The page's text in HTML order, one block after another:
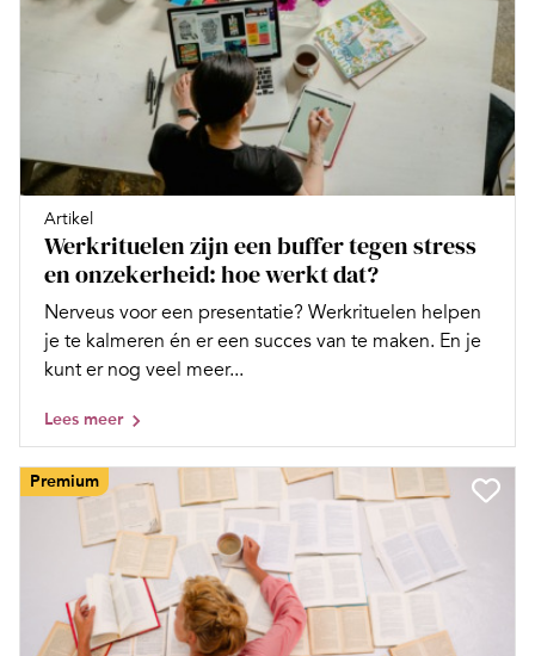
Artikel
Werkrituelen zijn een buffer tegen stress
en onzekerheid: hoe werkt dat?
Nerveus voor een presentatie? Werkrituelen helpen
je te kalmeren én er een succes van te maken. En je
kunt er nog veel meer...
Lees meer
Premium